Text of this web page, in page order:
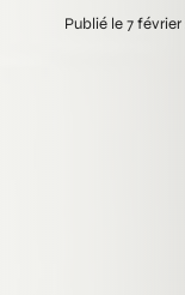
Publié le 7 février